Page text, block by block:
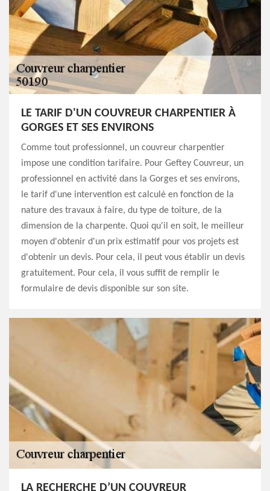
LE TARIF D'UN COUVREUR CHARPENTIER À
GORGES ET SES ENVIRONS
Comme tout professionnel, un couvreur charpentier
impose une condition tarifaire. Pour Geftey Couvreur, un
professionnel en activité dans la Gorges et ses environs,
le tarif d'une intervention est calculé en fonction de la
nature des travaux à faire, du type de toiture, de la
dimension de la charpente. Quoi qu'il en soit, le meilleur
moyen d'obtenir d'un prix estimatif pour vos projets est
d'obtenir un devis. Pour cela, il peut vous établir un devis
gratuitement. Pour cela, il vous suffit de remplir le
formulaire de devis disponible sur son site.
LA RECHERCHE D’UN COUVREUR